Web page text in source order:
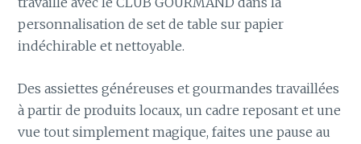
personnalisation de set de table sur papier
indéchirable et nettoyable.
Des assiettes généreuses et gourmandes travaillées
à partir de produits locaux, un cadre reposant et une
vue tout simplement magique, faites une pause au